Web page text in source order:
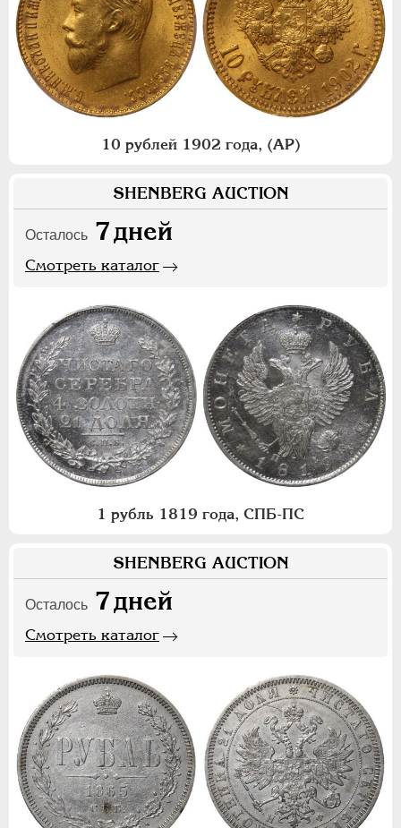
10 рублей 1902 года, (АР)
SHENBERG AUCTION
Осталось 7дней
Смотреть каталог
1 рубль 1819 года, СПБ-ПС
SHENBERG AUCTION
Осталось 7дней
Смотреть каталог